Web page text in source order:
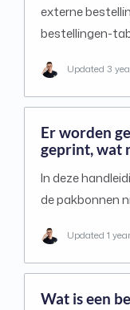
externe
bestellingen-
Updated 3
Er worden
geprint, wat
In deze
de pakbonnen
Updated 1
Wat is een